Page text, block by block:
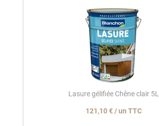
Lasure gélifiée Chêne clair 5L
121,10 € / un TTC